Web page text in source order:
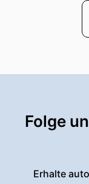
Folge
Erhalte